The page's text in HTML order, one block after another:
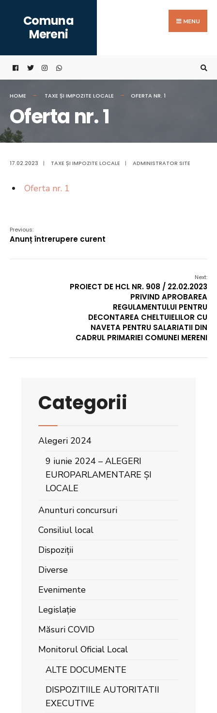
content
Comuna
Mereni
MENU
HOME TAXE ȘI IMPOZITE LOCALE OFERTA NR. 1
Oferta nr. 1
17.02.2023 | TAXE ȘI IMPOZITE LOCALE | ADMINISTRATOR SITE
Oferta nr. 1
Previous:
Anunț întrerupere curent
Next:
PROIECT DE HCL NR. 908 / 22.02.2023
PRIVIND APROBAREA
REGULAMENTULUI PENTRU
DECONTAREA CHELTUIELILOR CU
NAVETA PENTRU SALARIATII DIN
CADRUL PRIMARIEI COMUNEI MERENI
Categorii
Alegeri 2024
9 iunie 2024 – ALEGERI
EUROPARLAMENTARE ȘI
LOCALE
Anunturi concursuri
Consiliul local
Dispoziții
Diverse
Evenimente
Legislație
Măsuri COVID
Monitorul Oficial Local
ALTE DOCUMENTE
DISPOZITIILE AUTORITATII
EXECUTIVE
for: